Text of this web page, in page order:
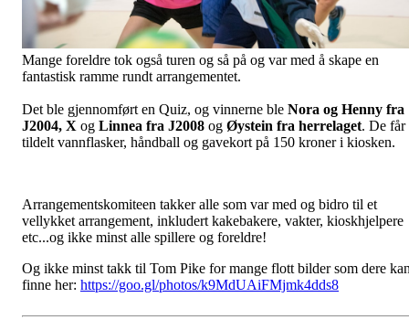
Mange foreldre tok også turen og så på og var med å skape en
fantastisk ramme rundt arrangementet.
Det ble gjennomført en Quiz, og vinnerne ble Nora og Henny fra
J2004, X og Linnea fra J2008 og Øystein fra herrelaget. De får
tildelt vannflasker, håndball og gavekort på 150 kroner i kiosken.
Arrangementskomiteen takker alle som var med og bidro til et
vellykket arrangement, inkludert kakebakere, vakter, kioskhjelpere
etc...og ikke minst alle spillere og foreldre!
Og ikke minst takk til Tom Pike for mange flott bilder som dere
finne her: https://goo.gl/photos/k9MdUAiFMjmk4dds8